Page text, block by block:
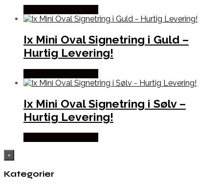
Ix Mini Oval Signetring i Guld –
Hurtig Levering!
Ix Mini Oval Signetring i Sølv –
Hurtig Levering!
×
Kategorier